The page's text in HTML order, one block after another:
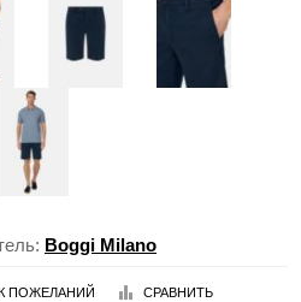
Boggi Milano
ПОЖЕЛАНИЙ СРАВНИТЬ